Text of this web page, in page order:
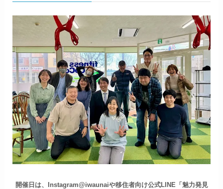
開催日は、Instagram@iwaunaiや移住者向け公式LINE「魅力発見